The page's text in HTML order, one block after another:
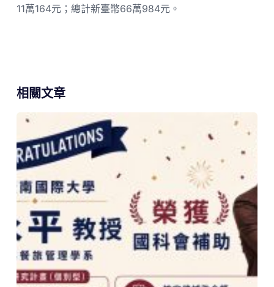
11萬164元；總計新臺幣66萬984元。
相關文章